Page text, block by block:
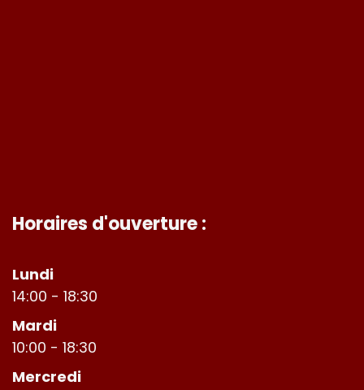
Horaires d'ouverture :
Lundi
14:00 - 18:30
Mardi
10:00 - 18:30
Mercredi